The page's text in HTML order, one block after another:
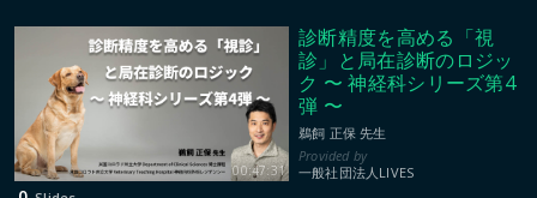
00:47:31
診断精度を高める「視
診」と局在診断のロジッ
ク 〜 神経科シリーズ第4
弾 〜
鵜飼 正保 先生
一般社団法人LIVES